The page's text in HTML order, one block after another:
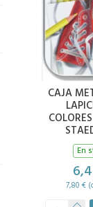
CAJA
En
7,80 €